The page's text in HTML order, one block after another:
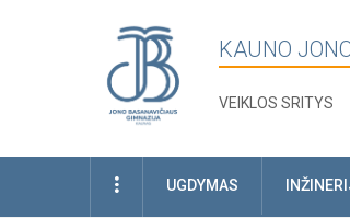
KAUNO
VEIKLOS SRITYS
UGDYMAS